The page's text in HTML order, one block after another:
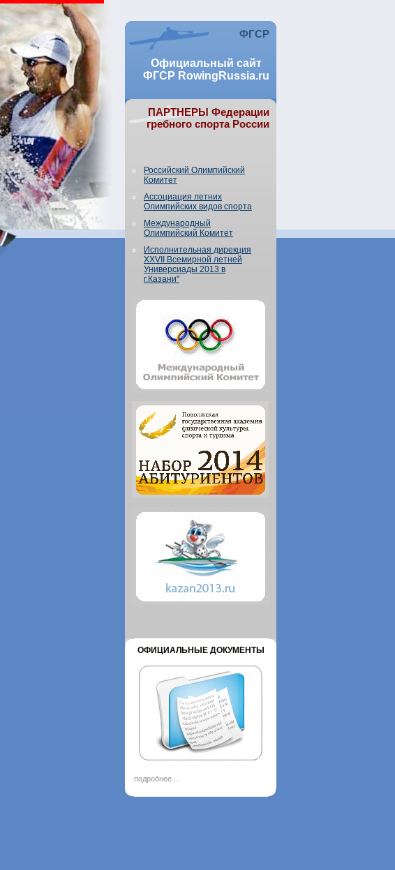
ФГСР
Официальный сайт
ФГСР RowingRussia.ru
ПАРТНЕРЫ Федерации
гребного спорта России
Российский Олимпийский
Комитет
Ассоциация летних
Олимпийских видов спорта
Международный
Олимпийский Комитет
Исполнительная дирекция
XXVII Всемирной летней
Универсиады 2013 в
г.Казани"
ОФИЦИАЛЬНЫЕ ДОКУМЕНТЫ
подробнее ...